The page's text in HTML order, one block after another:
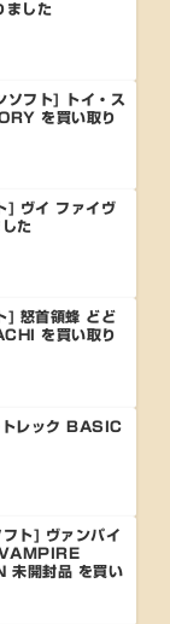
ました
ソフト] トイ・ス
を買い取り
] ヴイ ファイヴ
た
] 怒首領蜂 どど
を買い取り
レック BASIC
ト] ヴァンパイ
VAMPIRE
開封品 を買い